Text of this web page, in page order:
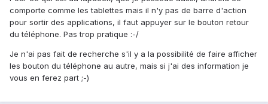
comporte comme les tablettes mais il n'y pas de barre d'action
pour sortir des applications, il faut appuyer sur le bouton retour
du téléphone. Pas trop pratique :-/
Je n'ai pas fait de recherche s'il y a la possibilité de faire afficher
les bouton du téléphone au autre, mais si j'ai des information je
vous en ferez part ;-)